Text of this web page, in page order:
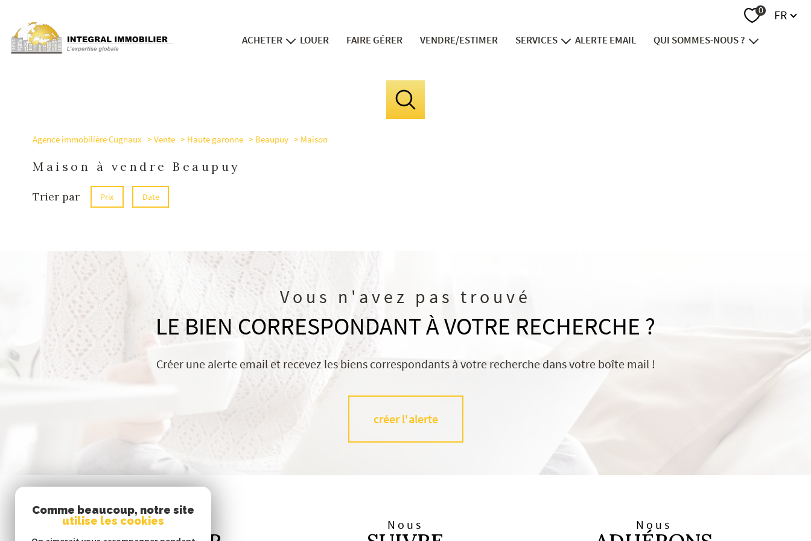
0 Langue
FR
ACHETER LOUER FAIRE GÉRER VENDRE/ESTIMER SERVICES ALERTE EMAIL QUI SOMMES-NOUS ?
Agence immobilière Cugnaux
Vente Haute garonne Beaupuy Maison
Maison à vendre Beaupuy
Trier par Prix Date
Vous n'avez pas trouvé
LE BIEN CORRESPONDANT À VOTRE RECHERCHE ?
Créer une alerte email et recevez les biens correspondants à votre recherche dans votre boîte mail !
créer l'alerte
Se Nous Nous
Comme beaucoup, notre site
utilise les cookies